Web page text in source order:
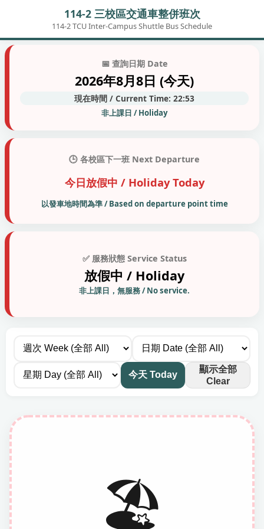
114-2 三校區交通車整併班次
114-2 TCU Inter-Campus Shuttle Bus Schedule
📅 查詢日期 Date
2026年8月8日 (今天)
現在時間 / Current Time: 22:53
非上課日 / Holiday
🕒 各校區下一班 Next Departure
今日放假中 / Holiday Today
以發車地時間為準 / Based on departure point time
✅ 服務狀態 Service Status
放假中 / Holiday
非上課日，無服務 / No service.
今天 Today
顯示全部
Clear
🏖️